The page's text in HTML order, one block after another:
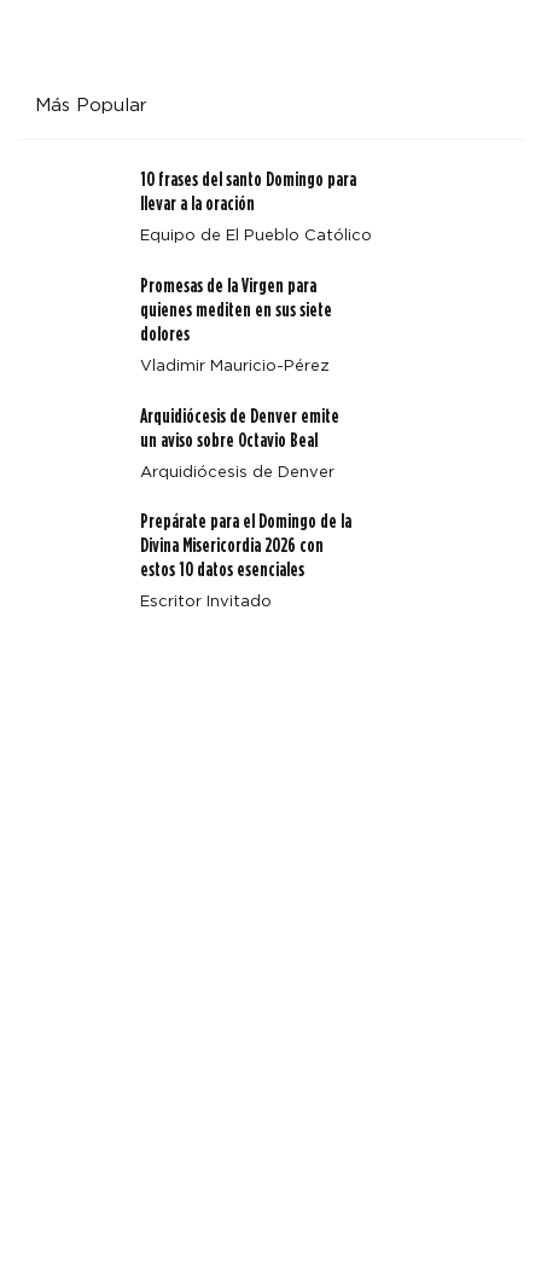
Más Popular
10 frases del santo Domingo para
llevar a la oración
Equipo de El Pueblo Católico
Promesas de la Virgen para
quienes mediten en sus siete
dolores
Vladimir Mauricio-Pérez
Arquidiócesis de Denver emite
un aviso sobre Octavio Beal
Arquidiócesis de Denver
Prepárate para el Domingo de la
Divina Misericordia 2026 con
estos 10 datos esenciales
Escritor Invitado